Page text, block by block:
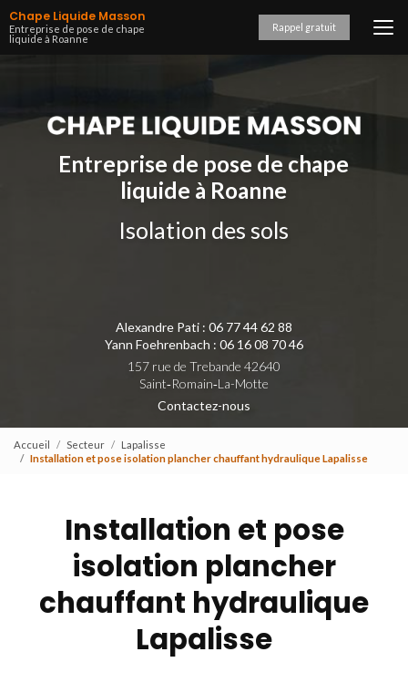
Aller
au
contenu
Chape Liquide Masson
Entreprise de pose de chape
liquide à Roanne
Rappel gratuit
Entreprise de pose de chape
liquide à Roanne
Isolation des sols
Alexandre Pati : 06 77 44 62 88
Yann Foehrenbach : 06 16 08 70 46
157 rue de Trebande 42640
Saint‑Romain‑La-Motte
Contactez-nous
Accueil Secteur
Lapalisse
Installation et pose isolation plancher chauffant hydraulique Lapalisse
Installation et pose
isolation plancher
chauffant hydraulique
Lapalisse